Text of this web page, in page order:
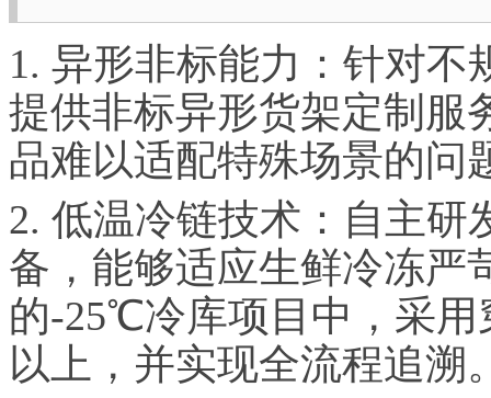
1. 异形非标能力：针对
提供非标异形货架定制服
品难以适配特殊场景的问
2. 低温冷链技术：自主
备，能够适应生鲜冷冻严
的-25℃冷库项目中，采用
以上，并实现全流程追溯